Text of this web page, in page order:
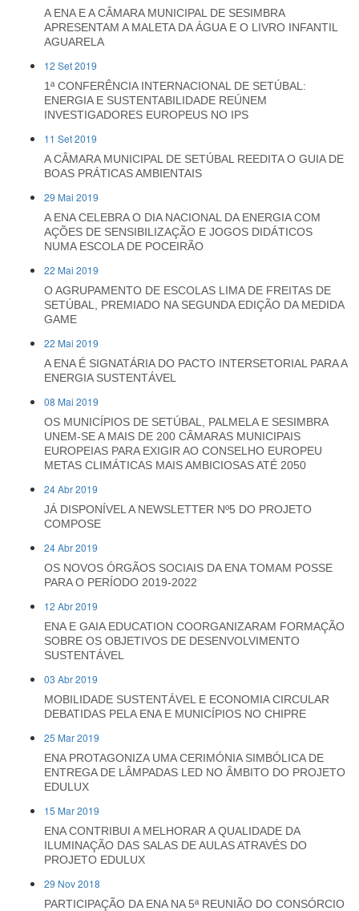
A ENA E A CÂMARA MUNICIPAL DE SESIMBRA
APRESENTAM A MALETA DA ÁGUA E O LIVRO INFANTIL
AGUARELA
12 Set 2019
1ª CONFERÊNCIA INTERNACIONAL DE SETÚBAL:
ENERGIA E SUSTENTABILIDADE REÚNEM
INVESTIGADORES EUROPEUS NO IPS
11 Set 2019
A CÂMARA MUNICIPAL DE SETÚBAL REEDITA O GUIA DE
BOAS PRÁTICAS AMBIENTAIS
29 Mai 2019
A ENA CELEBRA O DIA NACIONAL DA ENERGIA COM
AÇÕES DE SENSIBILIZAÇÃO E JOGOS DIDÁTICOS
NUMA ESCOLA DE POCEIRÃO
22 Mai 2019
O AGRUPAMENTO DE ESCOLAS LIMA DE FREITAS DE
SETÚBAL, PREMIADO NA SEGUNDA EDIÇÃO DA MEDIDA
GAME
22 Mai 2019
A ENA É SIGNATÁRIA DO PACTO INTERSETORIAL PARA A
ENERGIA SUSTENTÁVEL
08 Mai 2019
OS MUNICÍPIOS DE SETÚBAL, PALMELA E SESIMBRA
UNEM-SE A MAIS DE 200 CÂMARAS MUNICIPAIS
EUROPEIAS PARA EXIGIR AO CONSELHO EUROPEU
METAS CLIMÁTICAS MAIS AMBICIOSAS ATÉ 2050
24 Abr 2019
JÁ DISPONÍVEL A NEWSLETTER Nº5 DO PROJETO
COMPOSE
24 Abr 2019
OS NOVOS ÓRGÃOS SOCIAIS DA ENA TOMAM POSSE
PARA O PERÍODO 2019-2022
12 Abr 2019
ENA E GAIA EDUCATION COORGANIZARAM FORMAÇÃO
SOBRE OS OBJETIVOS DE DESENVOLVIMENTO
SUSTENTÁVEL
03 Abr 2019
MOBILIDADE SUSTENTÁVEL E ECONOMIA CIRCULAR
DEBATIDAS PELA ENA E MUNICÍPIOS NO CHIPRE
25 Mar 2019
ENA PROTAGONIZA UMA CERIMÓNIA SIMBÓLICA DE
ENTREGA DE LÂMPADAS LED NO ÂMBITO DO PROJETO
EDULUX
15 Mar 2019
ENA CONTRIBUI A MELHORAR A QUALIDADE DA
ILUMINAÇÃO DAS SALAS DE AULAS ATRAVÉS DO
PROJETO EDULUX
29 Nov 2018
PARTICIPAÇÃO DA ENA NA 5ª REUNIÃO DO CONSÓRCIO